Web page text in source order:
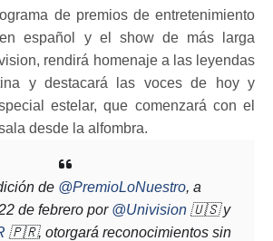
de premios de entretenimiento
español y el show de más larga
rendirá homenaje a las leyendas
y destacará las voces de hoy y
estelar, que comenzará con el
desde la alfombra.
de @PremioLoNuestro, a
de febrero por @Univision🇺🇸 y
🇵🇷, otorgará reconocimientos sin